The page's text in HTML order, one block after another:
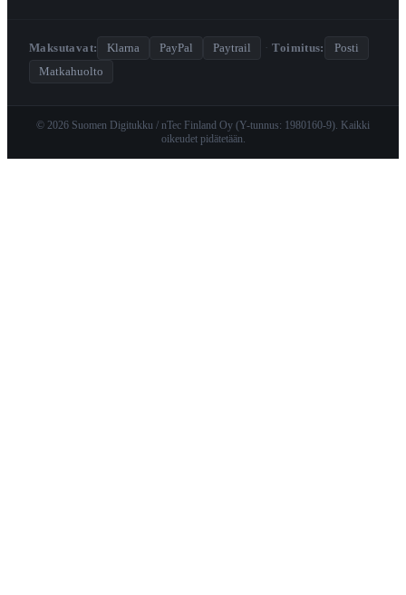
Maksutavat: Klarna PayPal Paytrail · Toimitus:
Posti
Matkahuolto
© 2026 Suomen Digitukku / nTec Finland Oy (Y-tunnus: 1980160-9). Kaikki
oikeudet pidätetään.